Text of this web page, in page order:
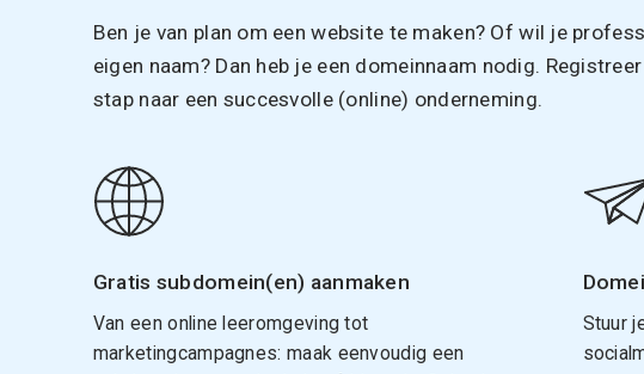
Ben je van plan om een website te maken? Of wil je
eigen naam? Dan heb je een domeinnaam nodig.
stap naar een succesvolle (online) onderneming.
Gratis subdomein(en) aanmaken
Van een online leeromgeving tot
marketingcampagnes: maak eenvoudig een
Stuur